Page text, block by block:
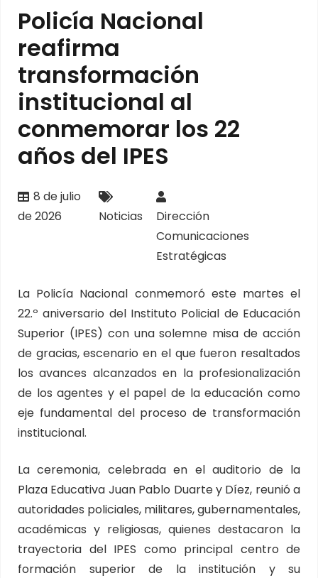
Policía Nacional
reafirma
transformación
institucional al
conmemorar los 22
años del IPES
8 de julio
de 2026
Noticias
Dirección
Comunicaciones
Estratégicas
La Policía Nacional conmemoró este martes el
22.º aniversario del Instituto Policial de Educación
Superior (IPES) con una solemne misa de acción
de gracias, escenario en el que fueron resaltados
los avances alcanzados en la profesionalización
de los agentes y el papel de la educación como
eje fundamental del proceso de transformación
institucional.
La ceremonia, celebrada en el auditorio de la
Plaza Educativa Juan Pablo Duarte y Díez, reunió a
autoridades policiales, militares, gubernamentales,
académicas y religiosas, quienes destacaron la
trayectoria del IPES como principal centro de
formación superior de la institución y su